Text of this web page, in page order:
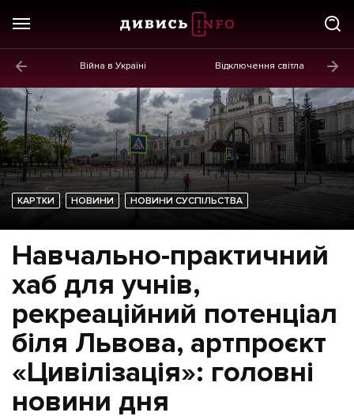
Війна в Україні Відключення світла
Новини
Політика
Економіка
Бізнес
Життя
Культура
Афіша
ІНШЕ
Інтерв'ю
КАРТКИ НОВИНИ НОВИНИ СУСПІЛЬСТВА
Навчально-практичний
хаб для учнів,
рекреаційний потенціал
біля Львова, артпроєкт
«Цивілізація»: головні
новини дня